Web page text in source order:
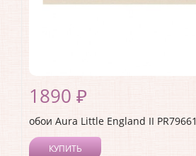
1890 ₽
обои Aura Little England II PR79661
КУПИТЬ